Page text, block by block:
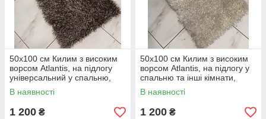
50x100 см Килим з високим
ворсом Atlantis, на підлогу
універсальний у спальню,
вітальню, будь-куди,
коричневого кольору
В наявності
1 200 ₴
50x100 см Килим з високим
ворсом Atlantis, на підлогу у
спальню та інші кімнати,
бежевого кольору
В наявності
1 200 ₴